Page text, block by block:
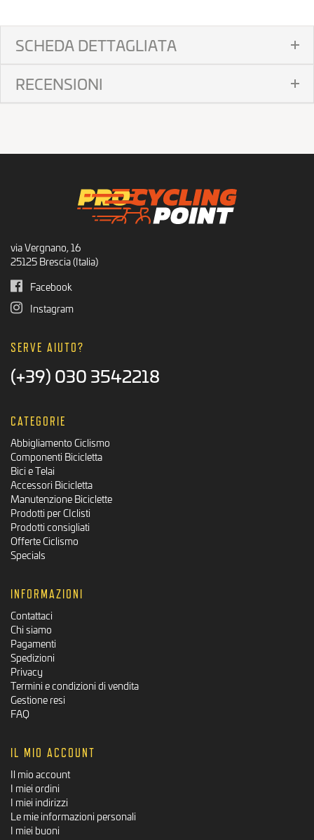
SCHEDA DETTAGLIATA
RECENSIONI
via Vergnano, 16
25125 Brescia (Italia)
Facebook
Instagram
SERVE AIUTO?
(+39) 030 3542218
CATEGORIE
Abbigliamento Ciclismo
Componenti Bicicletta
Bici e Telai
Accessori Bicicletta
Manutenzione Biciclette
Prodotti per CIclisti
Prodotti consigliati
Offerte Ciclismo
Specials
INFORMAZIONI
Contattaci
Chi siamo
Pagamenti
Spedizioni
Privacy
Termini e condizioni di vendita
Gestione resi
FAQ
IL MIO ACCOUNT
Il mio account
I miei ordini
I miei indirizzi
Le mie informazioni personali
I miei buoni